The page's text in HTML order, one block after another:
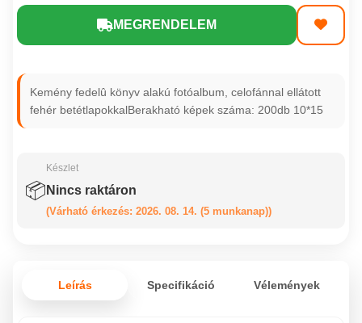
MEGRENDELEM
Kemény fedelû könyv alakú fotóalbum, celofánnal ellátott
fehér betétlapokkalBerakható képek száma: 200db 10*15
📦
Készlet
Nincs raktáron
(Várható érkezés: 2026. 08. 14. (5 munkanap))
Leírás Specifikáció Vélemények